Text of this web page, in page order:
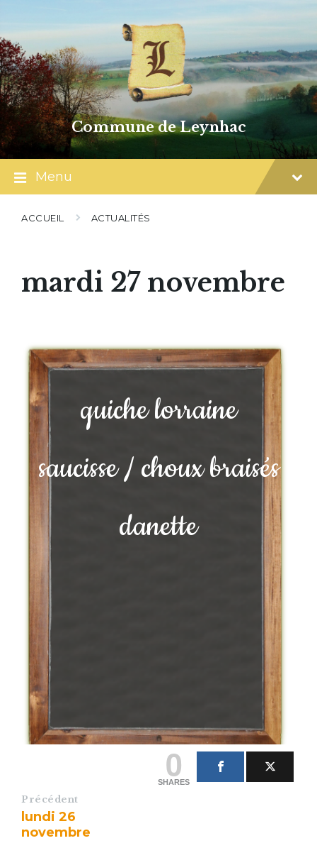
content
main
navigation
footer
Commune de Leynhac
Menu
ACCUEIL ACTUALITÉS
mardi 27 novembre
quiche lorraine
saucisse / choux braisés
danette
0
SHARES
Précédent
lundi 26
novembre